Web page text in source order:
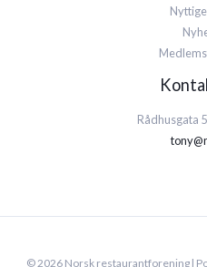
Rådhusgata
© 2026 Norsk restaurantforening |